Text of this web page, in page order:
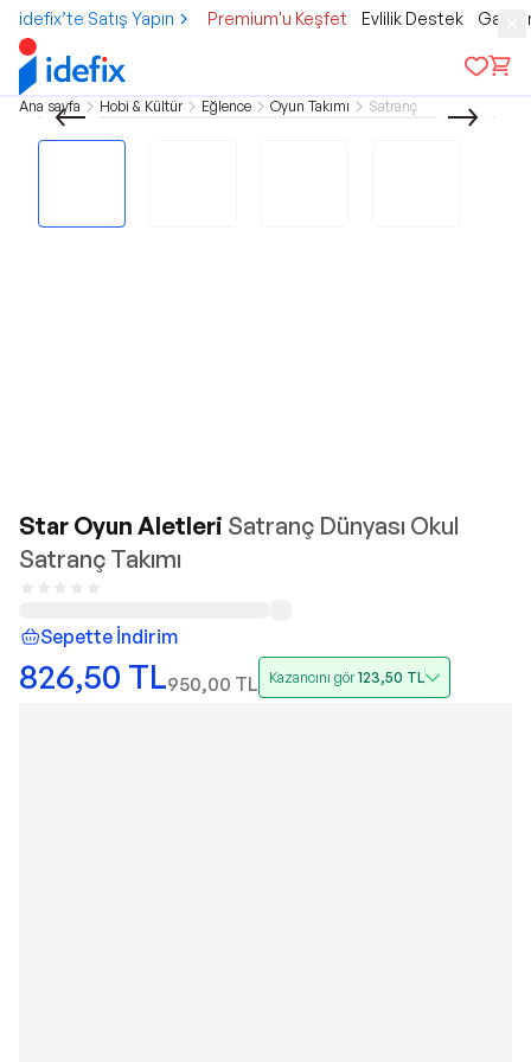
idefix’te Satış Yapın Premium'u Keşfet Evlilik Destek
Ana sayfa Hobi & Kültür Eğlence Oyun Takımı Satranç
Star Oyun Aletleri Satranç Dünyası Okul
Satranç Takımı
Sepette İndirim
826,50 TL950,00 TL Kazancını gör123,50 TL